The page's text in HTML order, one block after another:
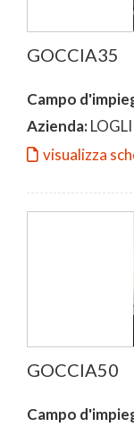
GOCCIA35
Campo
Azienda:LOGLI
visualizza
GOCCIA50
Campo